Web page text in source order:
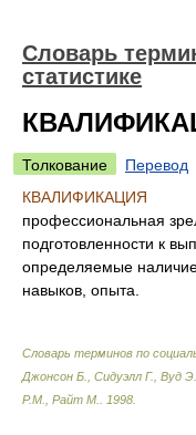
Словарь
статистике
Толкование
Перевод
КВАЛИФИКАЦИЯ
профессиональная
подготовленности к
определяемые
навыков, опыта.
Словарь терминов по
Джонсон Б., Сидуэлл Г., Вуд
P.M., Райт М.
1998